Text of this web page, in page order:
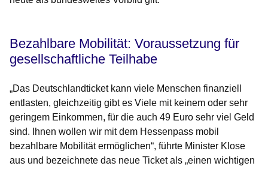
Bezahlbare Mobilität: Voraussetzung für
gesellschaftliche Teilhabe
„Das Deutschlandticket kann viele Menschen finanziell
entlasten, gleichzeitig gibt es Viele mit keinem oder sehr
geringem Einkommen, für die auch 49 Euro sehr viel Geld
sind. Ihnen wollen wir mit dem Hessenpass mobil
bezahlbare Mobilität ermöglichen“, führte Minister Klose
aus und bezeichnete das neue Ticket als „einen wichtigen